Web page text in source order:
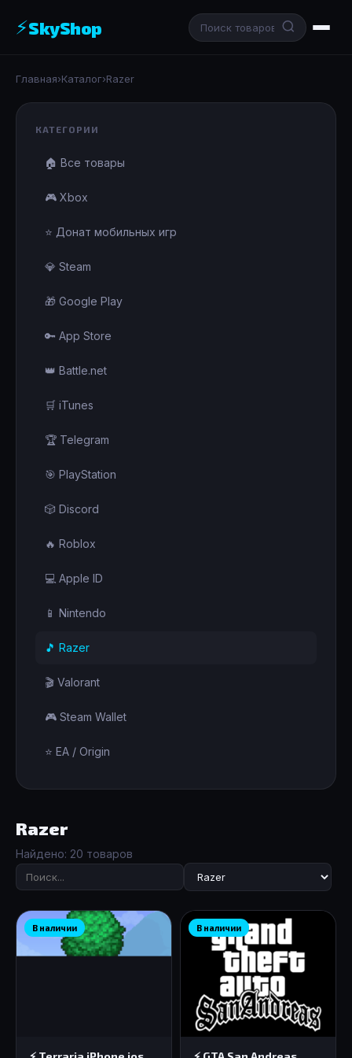
⚡SkyShop
Главная›Каталог›Razer
КАТЕГОРИИ
🏠 Все товары
🎮 Xbox
⭐ Донат мобильных игр
💎 Steam
🎁 Google Play
🔑 App Store
👑 Battle.net
🛒 iTunes
🏆 Telegram
🎯 PlayStation
🎲 Discord
🔥 Roblox
💻 Apple ID
📱 Nintendo
🎵 Razer
🎬 Valorant
🎮 Steam Wallet
⭐ EA / Origin
Razer
Найдено: 20 товаров
В наличии В наличии